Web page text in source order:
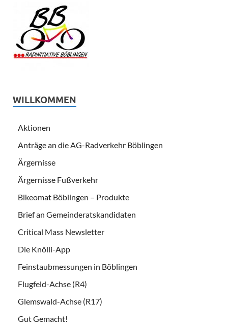
WILLKOMMEN
Aktionen
Anträge an die AG-Radverkehr Böblingen
Ärgernisse
Ärgernisse Fußverkehr
Bikeomat Böblingen – Produkte
Brief an Gemeinderatskandidaten
Critical Mass Newsletter
Die Knölli-App
Feinstaubmessungen in Böblingen
Flugfeld-Achse (R4)
Glemswald-Achse (R17)
Gut Gemacht!